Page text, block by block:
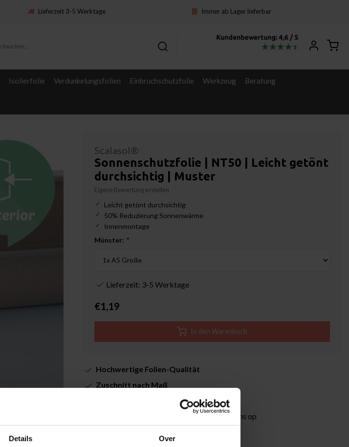
Details Over
Lieferzeit 3-5 Werktage Immer ab Lager lieferbar
Isolierfolie Verdunkelungsfolien Einbruchschutzfolie Werkzeug Beratung
Scalasol®
Sonnenschutzfolie | NT50 | Leicht getönt
durchsichtig | Muster
Eigene Bewertung erstellen
Leicht getönt durchsichtig
50% Reduzierung Sonnenwärme
Innenmontage
Münster: *
Lieferzeit: 3-5 Werktage
€1,19
In den Warenkorb
Hochwertige Folien-Qualität
Zuschnitt nach Maß
Lieferzeit 3-5 Werktage
Neem contact met ons op